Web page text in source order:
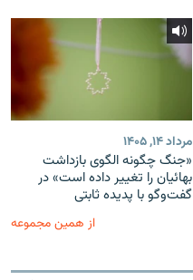
مرداد ۱۴, ۱۴۰۵
«جنگ چگونه الگوی بازداشت
بهائیان را تغییر داده است» در
گفت‌وگو با پدیده ثابتی
از همین مجموعه